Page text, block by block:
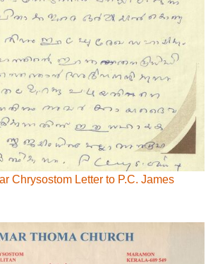
Chrysostom Letter to P.C. James